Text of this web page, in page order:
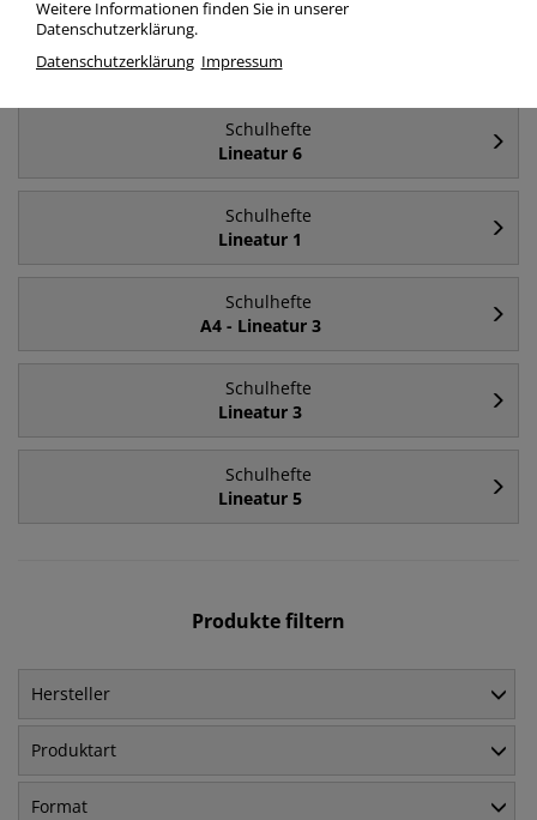
A4
Schulhefte
Lineatur 6
Schulhefte
Lineatur 1
Schulhefte
A4 - Lineatur 3
Schulhefte
Lineatur 3
Schulhefte
Lineatur 5
Produkte filtern
Hersteller
Produktart
Format
Weitere Informationen finden Sie in unserer
Datenschutzerklärung.
Datenschutzerklärung Impressum